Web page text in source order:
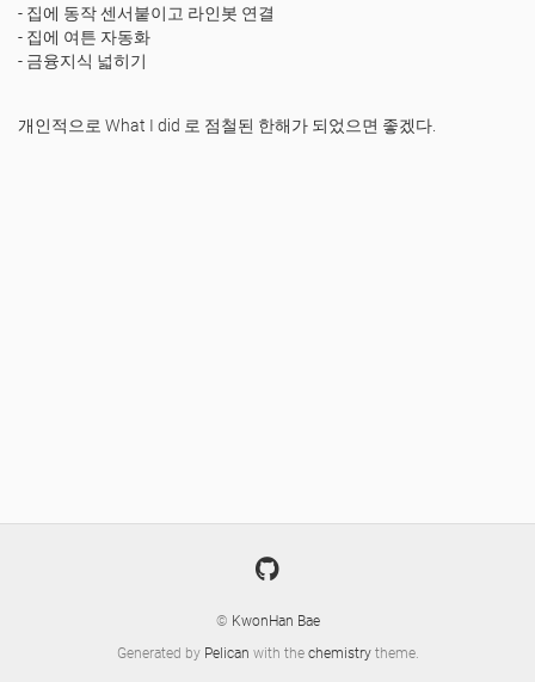
- 집에 동작 센서붙이고 라인봇 연결
- 집에 여튼 자동화
- 금융지식 넓히기
개인적으로 What I did 로 점철된 한해가 되었으면 좋겠다.
© KwonHan Bae
Generated by Pelican with the chemistry theme.